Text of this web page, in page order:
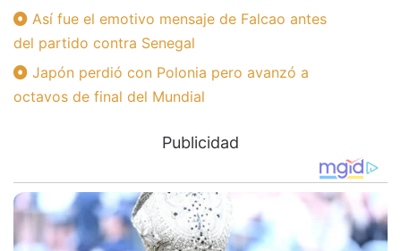
Así fue el emotivo mensaje de Falcao antes
del partido contra Senegal
Japón perdió con Polonia pero avanzó a
octavos de final del Mundial
Publicidad